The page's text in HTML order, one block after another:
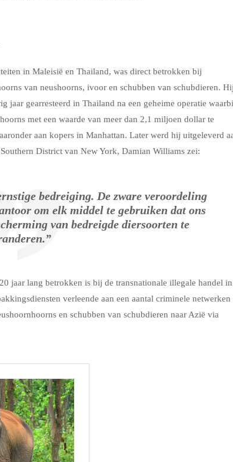
in Maleisië en Thailand, was direct betrokken bij
van neushoorns, ivoor en schubben van schubdieren. Hij
jaar gearresteerd in Thailand na een geheime operatie
met een waarde van meer dan 2,1 miljoen dollar te
aan kopers in Manhattan. Later werd hij uitgeleverd
District van New York, Damian Williams zei:
bedreiging. De zware veroordeling
om elk middel te gebruiken dat ons
van bedreigde diersoorten te
jaar lang betrokken is bij de transnationale illegale handel in
verleende aan een aantal criminele netwerken
en schubben van schubdieren naar Azië via